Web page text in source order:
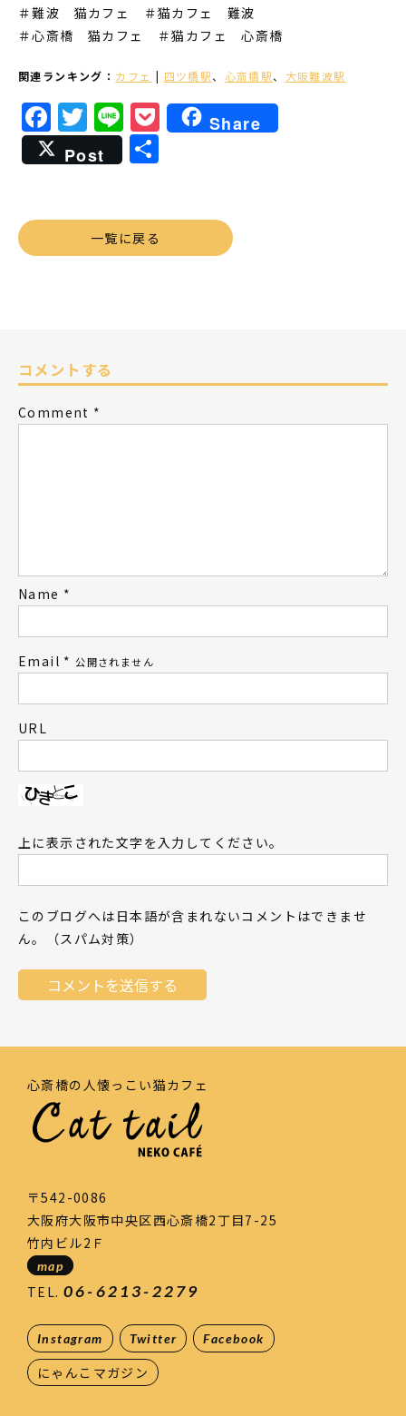
＃難波 猫カフェ
＃猫カフェ 難波
＃心斎橋 猫カフェ
＃猫カフェ 心斎橋
関連ランキング： カフェ | 四ツ橋駅、 心斎橋駅、 大阪難波駅
Facebook
Twitter
LinePocket
Share
Post
共
一覧に戻る
コメントする
Comment *
Name *
Email * 公開されません
URL
上に表示された文字を入力してください。
このブログへは日本語が含まれないコメントはできませ
ん。（スパム対策）
心斎橋の人懐っこい猫カフェ
〒542-0086
大阪府大阪市中央区西心斎橋2丁目7-25
竹内ビル2Ｆ
map
TEL. 06-6213-2279
Instagram Twitter Facebook
にゃんこマガジン